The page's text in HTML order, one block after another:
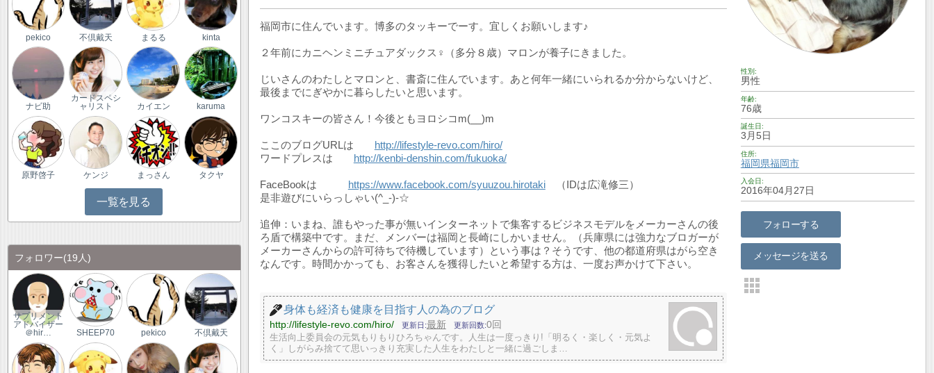
性別
男性
年齢
76歳
誕生日
3月5日
住所
福岡県福岡市
入会日
2016年04月27日
フォローする
メッセージを送る
福岡市に住んでいます。博多のタッキーでーす。宜しくお願いします♪
２年前にカニヘンミニチュアダックス♀（多分８歳）マロンが養子にきました。
じいさんのわたしとマロンと、書斎に住んでいます。あと何年一緒にいられるか分からないけど、
最後までにぎやかに暮らしたいと思います。
ワンコスキーの皆さん！今後ともヨロシコm(__)m
ここのブログURLは http://lifestyle-revo.com/hiro/
ワードプレスは http://kenbi-denshin.com/fukuoka/
FaceBookは https://www.facebook.com/syuuzou.hirotaki（IDは広滝修三）
是非遊びにいらっしゃい(^_-)-☆
追伸：いまね、誰もやった事が無いインターネットで集客するビジネスモデルをメーカーさんの後
ろ盾で構築中です。まだ、メンバーは福岡と長崎にしかいません。（兵庫県には強力なブロガーが
メーカーさんからの許可待ちで待機しています）という事は？そうです、他の都道府県はがら空き
なんです。時間かかっても、お客さんを獲得したいと希望する方は、一度お声かけて下さい。
身体も経済も健康を目指す人の為のブログ
http://lifestyle-revo.com/hiro/ 更新日 最新 更新回数 0回
生活向上委員会の元気もりもりひろちゃんです。人生は一度っきり!「明るく・楽しく・元気よ
く」しがらみ捨てて思いっきり充実した人生をわたしと一緒に過ごしま…
pekico 不倶戴天 まるる kinta
ナビ助
カードスペシ
ャリスト
カイエン karuma
原野啓子 ケンジ まっさん タクヤ
一覧を見る
フォロワー(19人)
サプリメント
アドバイザー
＠hir…
SHEEP70 pekico 不倶戴天